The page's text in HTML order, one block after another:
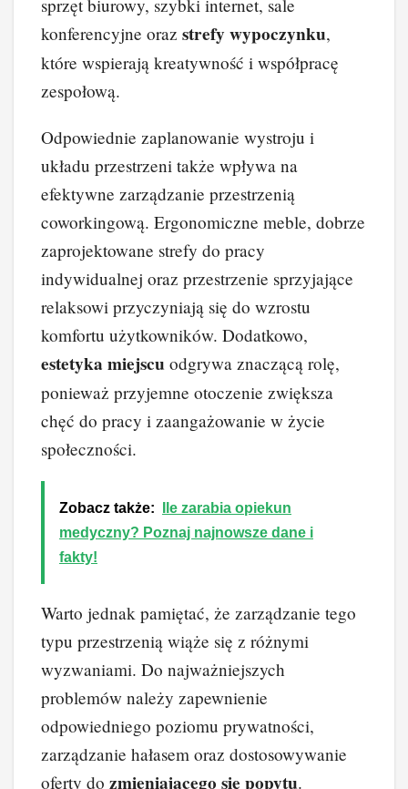
sprzęt biurowy, szybki internet, sale
konferencyjne oraz strefy wypoczynku,
które wspierają kreatywność i współpracę
zespołową.
Odpowiednie zaplanowanie wystroju i
układu przestrzeni także wpływa na
efektywne zarządzanie przestrzenią
coworkingową. Ergonomiczne meble, dobrze
zaprojektowane strefy do pracy
indywidualnej oraz przestrzenie sprzyjające
relaksowi przyczyniają się do wzrostu
komfortu użytkowników. Dodatkowo,
estetyka miejscu odgrywa znaczącą rolę,
ponieważ przyjemne otoczenie zwiększa
chęć do pracy i zaangażowanie w życie
społeczności.
Zobacz także:
Ile zarabia opiekun
medyczny? Poznaj najnowsze dane i
fakty!
Warto jednak pamiętać, że zarządzanie tego
typu przestrzenią wiąże się z różnymi
wyzwaniami. Do najważniejszych
problemów należy zapewnienie
odpowiedniego poziomu prywatności,
zarządzanie hałasem oraz dostosowywanie
oferty do zmieniającego się popytu.